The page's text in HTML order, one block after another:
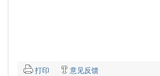
打印 意见反馈